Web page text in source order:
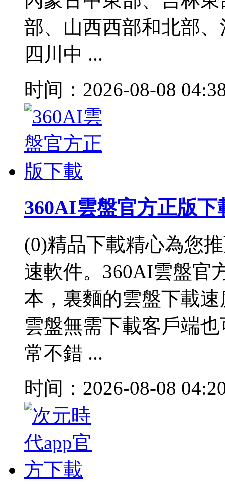
部、山西西部和北部
四川中 ...
时间：2026-08-08
360AI雲盤官方正版下
(0)精品下載精心為您
速軟件。360AI雲盤官
本，裏麵的雲盤下載
雲盤無需下載客戶端
常不錯 ...
时间：2026-08-08